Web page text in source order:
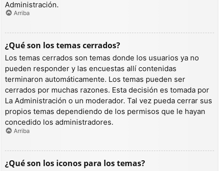
Administración.
Arriba
¿Qué son los temas cerrados?
Los temas cerrados son temas donde los usuarios ya no
pueden responder y las encuestas allí contenidas
terminaron automáticamente. Los temas pueden ser
cerrados por muchas razones. Esta decisión es tomada por
La Administración o un moderador. Tal vez pueda cerrar sus
propios temas dependiendo de los permisos que le hayan
concedido los administradores.
Arriba
¿Qué son los iconos para los temas?